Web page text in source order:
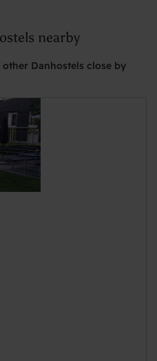
nearby
Danhostels close by